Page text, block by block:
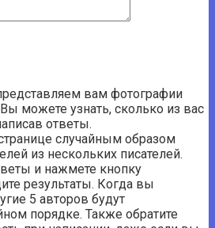
вам фотографии
можете узнать, сколько из вас
ответы.
случайным образом
из нескольких писателей.
и нажмете кнопку
результаты. Когда вы
5 авторов будут
порядке. Также обратите